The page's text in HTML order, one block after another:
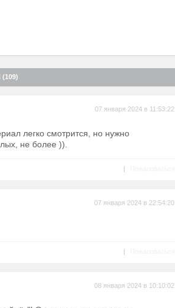
07 января 2024 в 11:53:22
легко смотрится, но нужно
не более )).
|
07 января 2024 в 22:54:20
|
08 января 2024 в 10:10:02